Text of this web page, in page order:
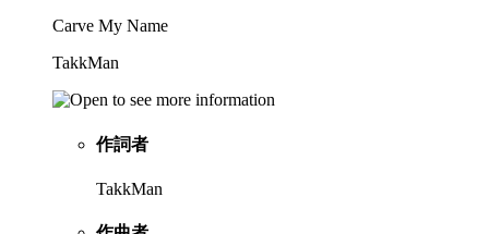
Carve My Name
TakkMan
作詞者
TakkMan